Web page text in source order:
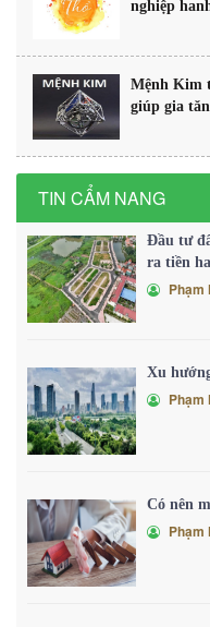
nghiệp
Mệnh Kim
giúp gia
TIN CẨM NANG
Đầu tư
ra tiền
Phạm
Xu
Phạm
Có nên
Phạm